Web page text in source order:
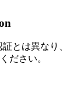
とは異なり
ださい。